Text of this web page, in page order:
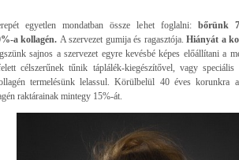
egyetlen mondatban össze lehet foglalni: bőrünk
a kollagén. A szervezet gumija és ragasztója.Hiányát a
sajnos a szervezet egyre kevésbé képes előállítani a
célszerűnek tűnik táplálék-kiegészítővel, vagy
termelésünk lelassul. Körülbelül 40 éves korunkra
raktárainak mintegy 15%-át.